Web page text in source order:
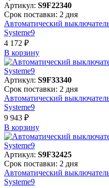
Артикул: S9F22340
Срок поставки: 2 дня
Автоматический
Systeme9
4 172 ₽
В корзинy
Артикул: S9F33340
Срок поставки: 2 дня
Автоматический
Systeme9
9 943 ₽
В корзинy
Артикул: S9F32425
Срок поставки: 2 дня
Автоматический
Systeme9